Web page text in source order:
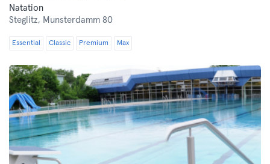
Natation
Steglitz, Munsterdamm 80
Essential Classic Premium Max